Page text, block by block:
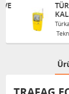
Türkak
Teknik